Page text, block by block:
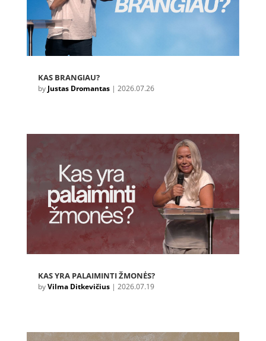
KAS BRANGIAU?
by Justas Dromantas| 2026.07.26
KAS YRA PALAIMINTI ŽMONĖS?
byVilma Ditkevičius| 2026.07.19